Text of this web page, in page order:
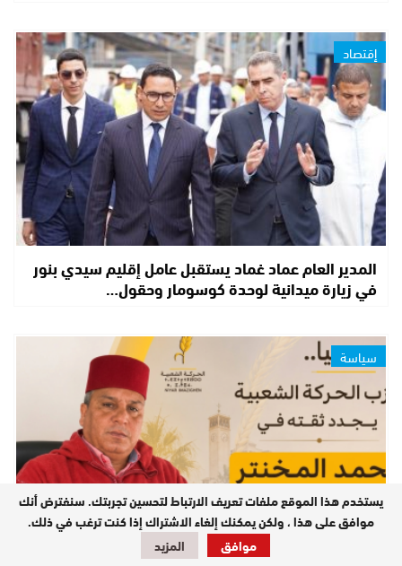
إقتصاد
المدير العام عماد غماد يستقبل عامل إقليم سيدي بنور
في زيارة ميدانية لوحدة كوسومار وحقول…
سياسة
يستخدم هذا الموقع ملفات تعريف الارتباط لتحسين تجربتك. سنفترض أنك
موافق على هذا ، ولكن يمكنك إلغاء الاشتراك إذا كنت ترغب في ذلك.
موافق
المزيد